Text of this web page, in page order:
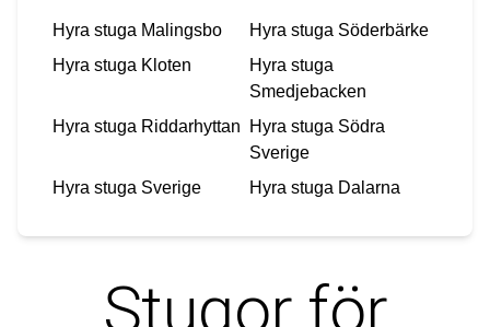
Hyra stuga Malingsbo Hyra stuga Söderbärke
Hyra stuga Kloten
Hyra stuga
Smedjebacken
Hyra stuga Riddarhyttan Hyra stuga Södra
Sverige
Hyra stuga Sverige Hyra stuga Dalarna
Stugor för